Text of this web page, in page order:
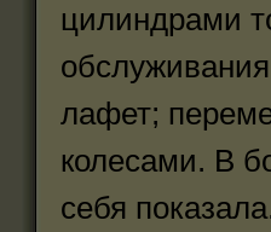
цилиндрами
лафет;
колесами. В
себя